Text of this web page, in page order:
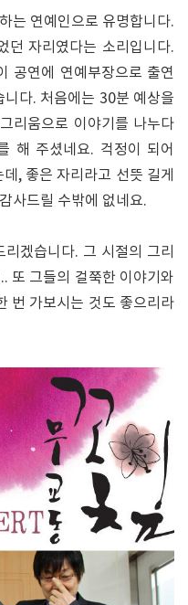
는 연예인으로 유명합니다.
던 자리였다는 소리입니다.
공연에 연예부장으로 출연
다. 처음에는 30분 예상을
리움으로 이야기를 나누다
해 주셨네요. 걱정이 되어
, 좋은 자리라고 선뜻 길게
사드릴 수밖에 없네요.
겠습니다. 그 시절의 그리
또 그들의 걸쭉한 이야기와
번 가보시는 것도 좋으리라